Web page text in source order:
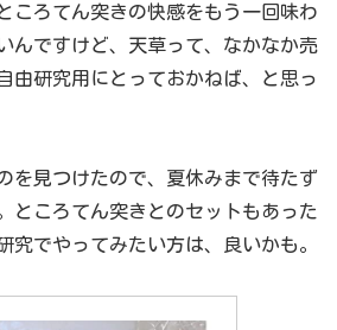
ころてん突きの快感をもう一回味わ
んですけど、天草って、なかなか売
由研究用にとっておかねば、と思っ
を見つけたので、夏休みまで待たず
ところてん突きとのセットもあった
究でやってみたい方は、良いかも。